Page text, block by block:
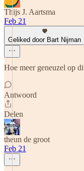
Thijs J. Aartsma
Feb 21
Geliked door Bart Nijman
Hoe meer geneuzel op
Antwoord
Delen
theun de groot
Feb 21